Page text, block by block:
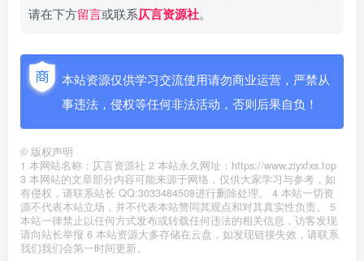
请在下方留言或联系仄言资源社。
本站资源仅供学习交流使用请勿商业运营，严禁从
事违法，侵权等任何非法活动，否则后果自负！
© 版权声明
1 本网站名称：仄言资源社 2 本站永久网址：https://www.ziyxfxs.top
3 本网站的文章部分内容可能来源于网络，仅供大家学习与参考，如
有侵权，请联系站长 QQ:3033484508进行删除处理。 4 本站一切资
源不代表本站立场，并不代表本站赞同其观点和对其真实性负责。 5
本站一律禁止以任何方式发布或转载任何违法的相关信息，访客发现
请向站长举报 6 本站资源大多存储在云盘，如发现链接失效，请联系
我们我们会第一时间更新。